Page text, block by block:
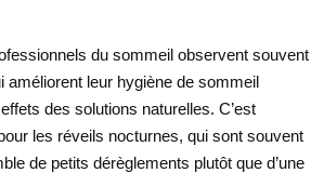
du sommeil observent souvent
améliorent leur hygiène de sommeil
des solutions naturelles. C’est
les réveils nocturnes, qui sont souvent
de petits dérèglements plutôt que d’une